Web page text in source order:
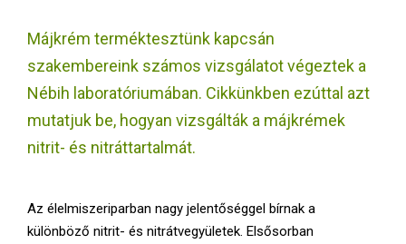
R
M
E
Májkrém terméktesztünk kapcsán
szakembereink számos vizsgálatot végeztek a
Nébih laboratóriumában. Cikkünkben ezúttal azt
mutatjuk be, hogyan vizsgálták a májkrémek
nitrit- és nitráttartalmát.
Az élelmiszeriparban nagy jelentőséggel bírnak a
különböző nitrit- és nitrátvegyületek. Elsősorban